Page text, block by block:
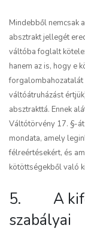
Mindebből nemcsak
absztrakt jellegét
váltóba foglalt
hanem az is, hogy e
váltóátruházást
absztrakttá. Ennek
Váltótörvény 17. §-át
mondata, amely
félreértésekért, és
kötöttségekből való
5. A
szabályai